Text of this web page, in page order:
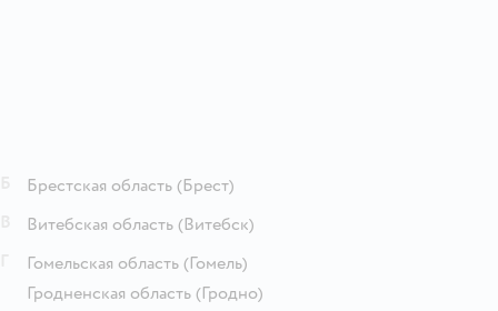
Брестская область (Брест)
Витебская область (Витебск)
Гомельская область (Гомель)
Гродненская область (Гродно)